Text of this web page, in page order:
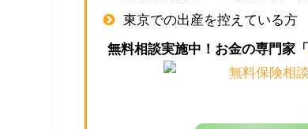
東京での出産を控えている方
無料相談実施中！お金の専門家「